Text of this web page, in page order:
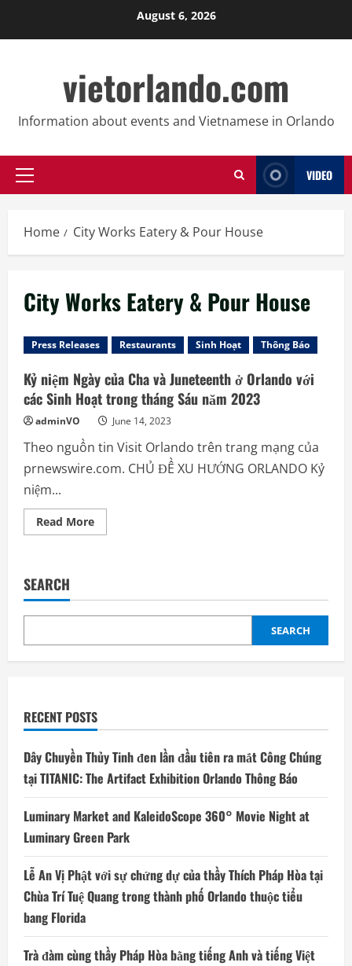
August 6, 2026
vietorlando.com
Information about events and Vietnamese in Orlando
Primary
VIDEO
Home City Works Eatery & Pour House
City Works Eatery & Pour House
Press Releases Restaurants Sinh Hoạt Thông Báo
Kỷ niệm Ngày của Cha và Juneteenth ở Orlando với
các Sinh Hoạt trong tháng Sáu năm 2023
adminVO June 14, 2023
Theo nguồn tin Visit Orlando trên trang mạng của
prnewswire.com. CHỦ ĐỀ XU HƯỚNG ORLANDO Kỷ
niệm...
Read MoreRead
more
Cha
Juneteenth
Orlando
các
Sáu
năm
SEARCH
SEARCH
RECENT POSTS
Dây Chuyền Thủy Tinh đen lần đầu tiên ra mắt Công Chúng
tại TITANIC: The Artifact Exhibition Orlando Thông Báo
Luminary Market and KaleidoScope 360° Movie Night at
Luminary Green Park
Lễ An Vị Phật với sự chứng dự của thầy Thích Pháp Hòa tại
Chùa Trí Tuệ Quang trong thành phố Orlando thuộc tiểu
bang Florida
Trà đàm cùng thầy Pháp Hòa bằng tiếng Anh và tiếng Việt